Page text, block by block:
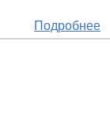
Подробнее